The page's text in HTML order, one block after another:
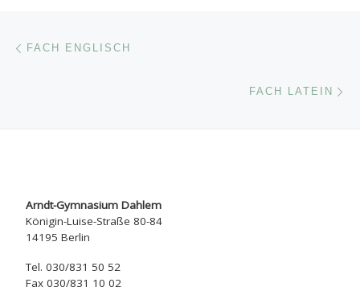
Beitragsnavigation
FACH ENGLISCH
FACH LATEIN
Arndt-Gymnasium Dahlem
Königin-Luise-Straße 80-84
14195 Berlin
Tel. 030/831 50 52
Fax 030/831 10 02